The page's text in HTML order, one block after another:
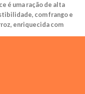
é uma ração de alta
com frango e
enriquecida com
Promove a saúde